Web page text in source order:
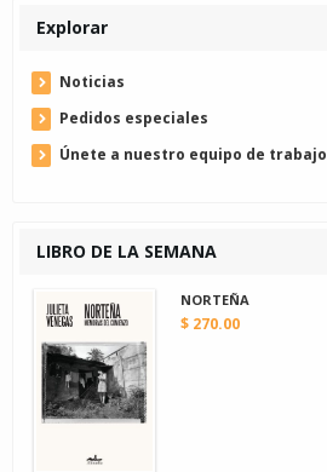
Explorar
Noticias
Pedidos especiales
Únete a nuestro equipo de trabajo
LIBRO DE LA SEMANA
NORTEÑA
$ 270.00